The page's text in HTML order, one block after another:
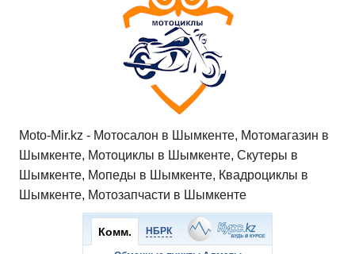
Moto-Mir.kz - Мотосалон в Шымкенте, Мотомагазин в
Шымкенте, Мотоциклы в Шымкенте, Скутеры в
Шымкенте, Мопеды в Шымкенте, Квадроциклы в
Шымкенте, Мотозапчасти в Шымкенте